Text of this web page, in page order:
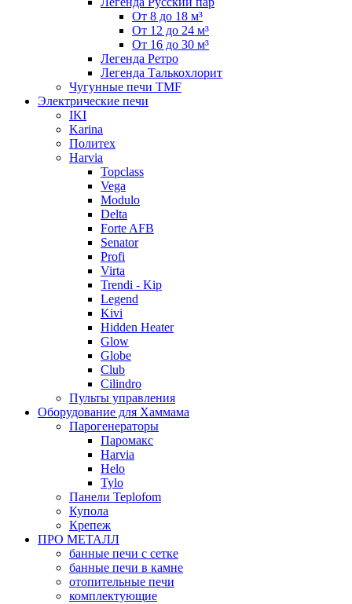
От 8 до 18 м³
От 12 до 24 м³
От 16 до 30 м³
Легенда Ретро
Легенда Талькохлорит
Чугунные печи TMF
Электрические печи
IKI
Karina
Политех
Harvia
Topclass
Vega
Modulo
Delta
Forte AFB
Senator
Profi
Virta
Trendi - Kip
Legend
Kivi
Hidden Heater
Glow
Globe
Club
Cilindro
Пульты управления
Оборудование для Хаммама
Парогенераторы
Паромакс
Harvia
Helo
Tylo
Панели Teplofom
Купола
Крепеж
ПРО МЕТАЛЛ
банные печи с сетке
банные печи в камне
отопительные печи
комплектующие